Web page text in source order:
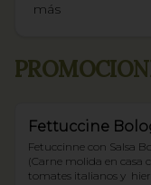
más
Fettuccine
Fetuccinne con Salsa
(Carne molida en casa
tomates italianos y